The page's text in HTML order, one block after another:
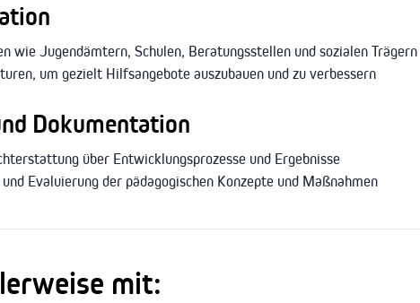
wie Jugendämtern, Schulen, Beratungsstellen und sozialen Trägern
um gezielt Hilfsangebote auszubauen und zu verbessern
Dokumentation
über Entwicklungsprozesse und Ergebnisse
Evaluierung der pädagogischen Konzepte und Maßnahmen
mit: